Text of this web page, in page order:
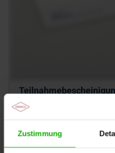
Zustimmung
Herzinfarkt und
Mit